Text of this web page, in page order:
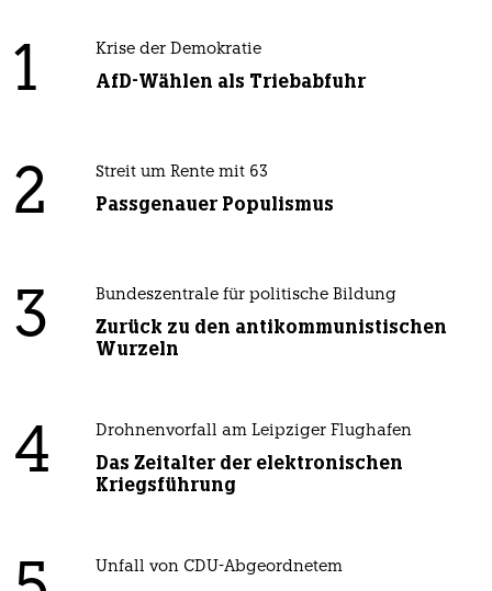
1 Krise der Demokratie
AfD-Wählen als Triebabfuhr
2 Streit um Rente mit 63
Passgenauer Populismus
3 Bundeszentrale für politische Bildung
Zurück zu den antikommunistischen
Wurzeln
4 Drohnenvorfall am Leipziger Flughafen
Das Zeitalter der elektronischen
Kriegsführung
Unfall von CDU-Abgeordnetem